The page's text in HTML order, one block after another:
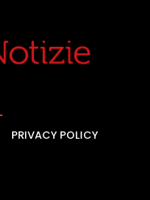
PRIVACY POLICY